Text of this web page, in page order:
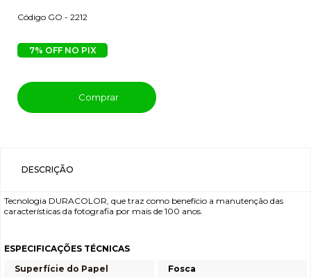
GO - 2212
7% OFF NO PIX
Comprar
DESCRIÇÃO
Tecnologia DURACOLOR, que traz como benefício a manutenção das
características da fotografia por mais de 100 anos.
ESPECIFICAÇÕES TÉCNICAS
Superfície do Papel
Fosca